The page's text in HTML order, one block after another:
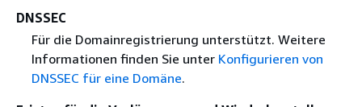
DNSSEC
Für die Domainregistrierung unterstützt. Weitere
Informationen finden Sie unter Konfigurieren von
DNSSEC für eine Domäne.